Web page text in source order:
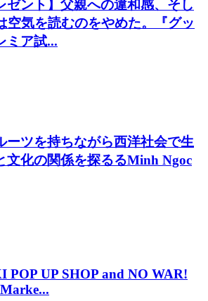
ゼント】父親への違和感、そし
空気を読むのをやめた。『グッ
ミア試...
ーツを持ちながら西洋社会で生
文化の関係を探るるMinh Ngoc
POP UP SHOP and NO WAR!